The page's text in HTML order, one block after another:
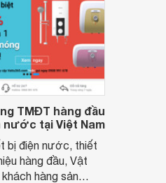
TMĐT hàng đầu
tại Việt Nam
bị điện nước, thiết
hàng đầu, Vật
hàng sản